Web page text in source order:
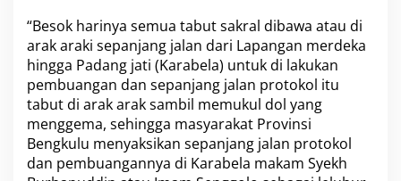
“Besok harinya semua tabut sakral dibawa atau di
arak araki sepanjang jalan dari Lapangan merdeka
hingga Padang jati (Karabela) untuk di lakukan
pembuangan dan sepanjang jalan protokol itu
tabut di arak arak sambil memukul dol yang
menggema, sehingga masyarakat Provinsi
Bengkulu menyaksikan sepanjang jalan protokol
dan pembuangannya di Karabela makam Syekh